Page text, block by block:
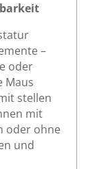
–
oder
Maus
stellen
mit
oder ohne
und